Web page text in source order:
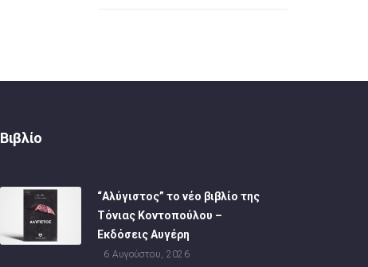
Βιβλίο
“Αλύγιστος” το νέο βιβλίο της
Τόνιας Κοντοπούλου –
Εκδόσεις Αυγέρη
6 Αυγούστου, 2026